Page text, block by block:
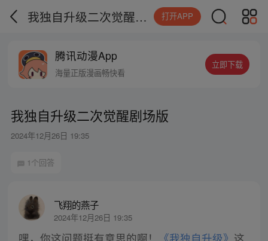
我独自升级二次觉醒剧场版 打开APP
腾讯动漫App
海量正版漫画畅快看
立即下载
我独自升级二次觉醒剧场版
2024年12月26日 19:35
1个回答
飞翔的燕子
2024年12月26日 19:35
嘿，你这问题挺有意思的啊！ 《我独自升级》 这